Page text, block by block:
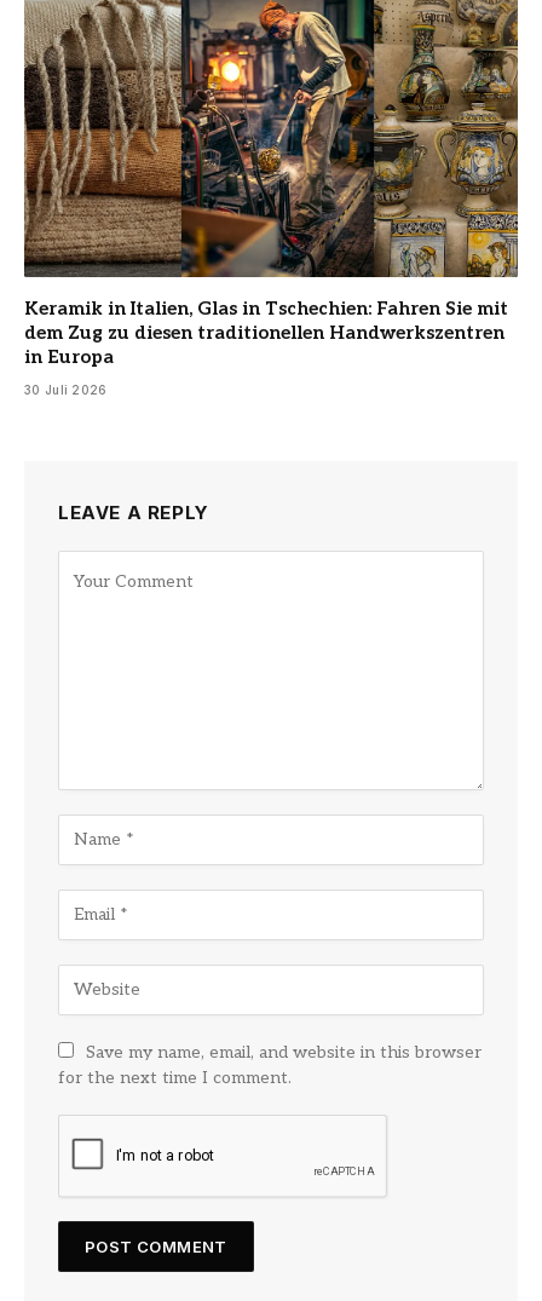
Keramik in Italien, Glas in Tschechien: Fahren Sie mit
dem Zug zu diesen traditionellen Handwerkszentren
in Europa
30 Juli 2026
LEAVE A REPLY
Save my name, email, and website in this browser
for the next time I comment.